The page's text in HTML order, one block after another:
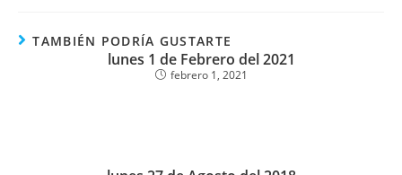
TAMBIÉN PODRÍA GUSTARTE
lunes 1 de Febrero del 2021
febrero 1, 2021